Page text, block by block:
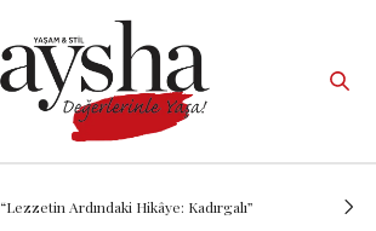
“Lezzetin Ardındaki Hikâye: Kadırgalı”